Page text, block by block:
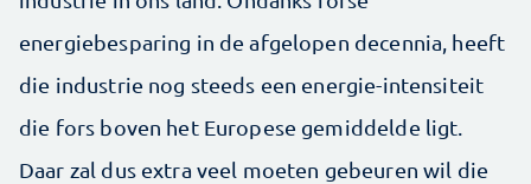
energiebesparing in de afgelopen decennia, heeft
die industrie nog steeds een energie-intensiteit
die fors boven het Europese gemiddelde ligt.
Daar zal dus extra veel moeten gebeuren wil die